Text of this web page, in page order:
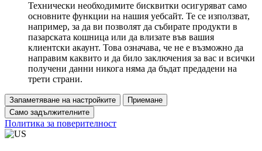
Технически необходимите бисквитки осигуряват само
основните функции на нашия уебсайт. Те се използват,
например, за да ви позволят да събирате продукти в
пазарската кошница или да влизате във вашия
клиентски акаунт. Това означава, че не е възможно да
направим каквито и да било заключения за вас и всички
получени данни никога няма да бъдат предадени на
трети страни.
Запаметяване на настройките
Приемане
Само задължителните
Политика за поверителност